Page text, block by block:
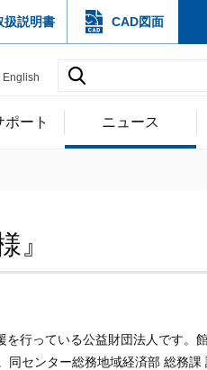
English
扱説明書 CAD図面
ポート ニュース
』
行っている公益財団法人です。
センター総務地域経済部 総務課